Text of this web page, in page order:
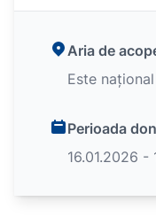
Aria de
Este național
Perioada
16.01.2026 -